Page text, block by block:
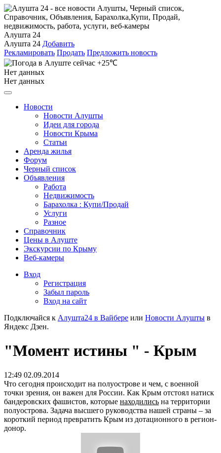
Алушта 24
Алушта 24 Добавить
Рекламировать Продать Предложить новость
+25℃
Нет данных
Нет данных
Новости
Новости Алушты
Идеи для города
Новости Крыма
Статьи
Аренда жилья
Форум
Черный список
Объявления
Работа
Недвижимость
Барахолка : Купи/Продай
Услуги
Разное
Справочник
Цены в Алуште
Экскурсии по Крыму
Веб-камеры
Вход
Регистрация
Забыл пароль
Вход на сайт
Подключайся к Алушта24 в Вайбере или Новости Алушты в
Яндекс Дзен.
"Момент истины " - Крым
12:49 02.09.2014
Что сегодня происходит на полуострове и чем, с военной
точки зрения, он важен для России. Как Крым отстоял натиск
бандеровских фашистов, которые находились на территории
полуострова. Задача высшего руководства нашей страны – за
короткий период превратить Крым из дотационного в регион-
донор.